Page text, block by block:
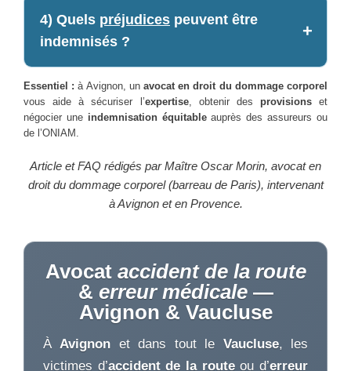
4) Quels préjudices peuvent être
indemnisés ?
Essentiel : à Avignon, unavocat en droit du dommage corporel
vous aide à sécuriser l’expertise, obtenir des provisionset
négocier une indemnisation équitableauprès des assureurs ou
de l’ONIAM.
Article et FAQ rédigés par Maître Oscar Morin, avocat en
droit du dommage corporel (barreau de Paris), intervenant
à Avignon et en Provence.
Avocat accident de la route
& erreur médicale—
Avignon & Vaucluse
À Avignon et dans tout le Vaucluse, les
victimes d’accident de la routeou d’erreur